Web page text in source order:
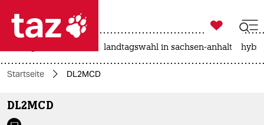
 taz zahl ich
themen

taz zahl ich
landtagswahl in sachsen-anhalt
Startseite DL2MCD
DL2MCD